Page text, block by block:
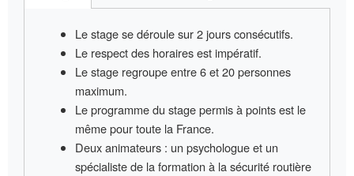
Le stage se déroule sur2 jours consécutifs.
Le respect des horaires est impératif.
Le stage regroupe entre6 et 20 personnes
maximum.
Le programme du stage permis à pointsest le
même pour toute la France.
Deux animateurs: un psychologue et un
spécialiste de la formation à la sécurité routière